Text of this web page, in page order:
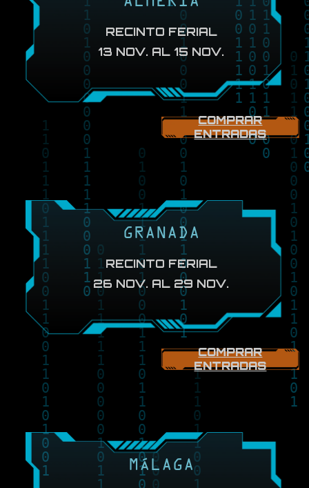
RECINTO FERIAL
13 NOV. AL 15 NOV.
COMPRAR
ENTRADAS
GRANADA
RECINTO FERIAL
26 NOV. AL 29 NOV.
COMPRAR
ENTRADAS
MÁLAGA